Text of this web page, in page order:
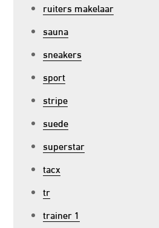
ruiters makelaar
sauna
sneakers
sport
stripe
suede
superstar
tacx
tr
trainer 1